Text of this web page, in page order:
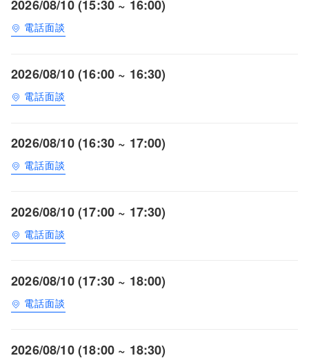
2026/08/10 (15:30 ~ 16:00)
電話面談
2026/08/10 (16:00 ~ 16:30)
電話面談
2026/08/10 (16:30 ~ 17:00)
電話面談
2026/08/10 (17:00 ~ 17:30)
電話面談
2026/08/10 (17:30 ~ 18:00)
電話面談
2026/08/10 (18:00 ~ 18:30)